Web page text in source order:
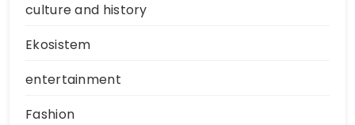
culture and history
Ekosistem
entertainment
Fashion